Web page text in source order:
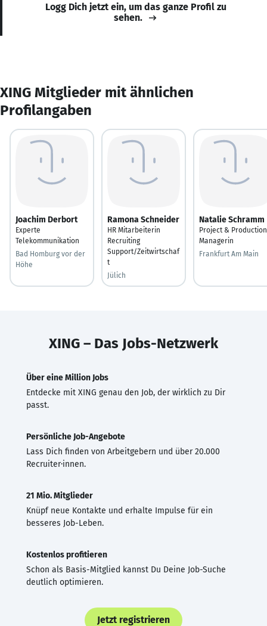
Logg Dich jetzt ein, um das ganze Profil zu
sehen.
XING Mitglieder mit ähnlichen
Profilangaben
Joachim Derbort
Experte
Telekommunikation
Bad Homburg vor der
Höhe
Ramona Schneider
HR Mitarbeiterin
Recruiting
Support/Zeitwirtschaf
t
Jülich
Natalie Schramm
Project & Production
Managerin
Frankfurt Am Main
XING – Das Jobs-Netzwerk
Über eine Million Jobs
Entdecke mit XING genau den Job, der wirklich zu Dir
passt.
Persönliche Job-Angebote
Lass Dich finden von Arbeitgebern und über 20.000
Recruiter·innen.
21 Mio. Mitglieder
Knüpf neue Kontakte und erhalte Impulse für ein
besseres Job-Leben.
Kostenlos profitieren
Schon als Basis-Mitglied kannst Du Deine Job-Suche
deutlich optimieren.
Jetzt registrieren